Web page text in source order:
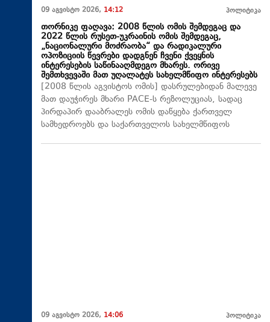
09 აგვისტო 2026, 14:12 პოლიტიკა
თორნიკე ფაღავა: 2008 წლის ომის შემდეგაც და
2022 წლის რუსეთ-უკრაინის ომის შემდეგაც,
„ნაციონალური მოძრაობა“ და რადიკალური
ოპოზიციის წევრები დადგნენ ჩვენი ქვეყნის
ინტერესების საწინააღმდეგო მხარეს. ორივე
შემთხვევაში მათ უღალატეს სახელმწიფო ინტერესებს
[2008 წლის აგვისტოს ომის] დასრულებიდან მალევე
მათ დაუჭირეს მხარი PACE-ს რეზოლუციას, სადაც
პირდაპირ დააბრალეს ომის დაწყება ქართველ
სამხედროებს და საქართველოს სახელმწიფოს
09 აგვისტო 2026, 14:06 პოლიტიკა